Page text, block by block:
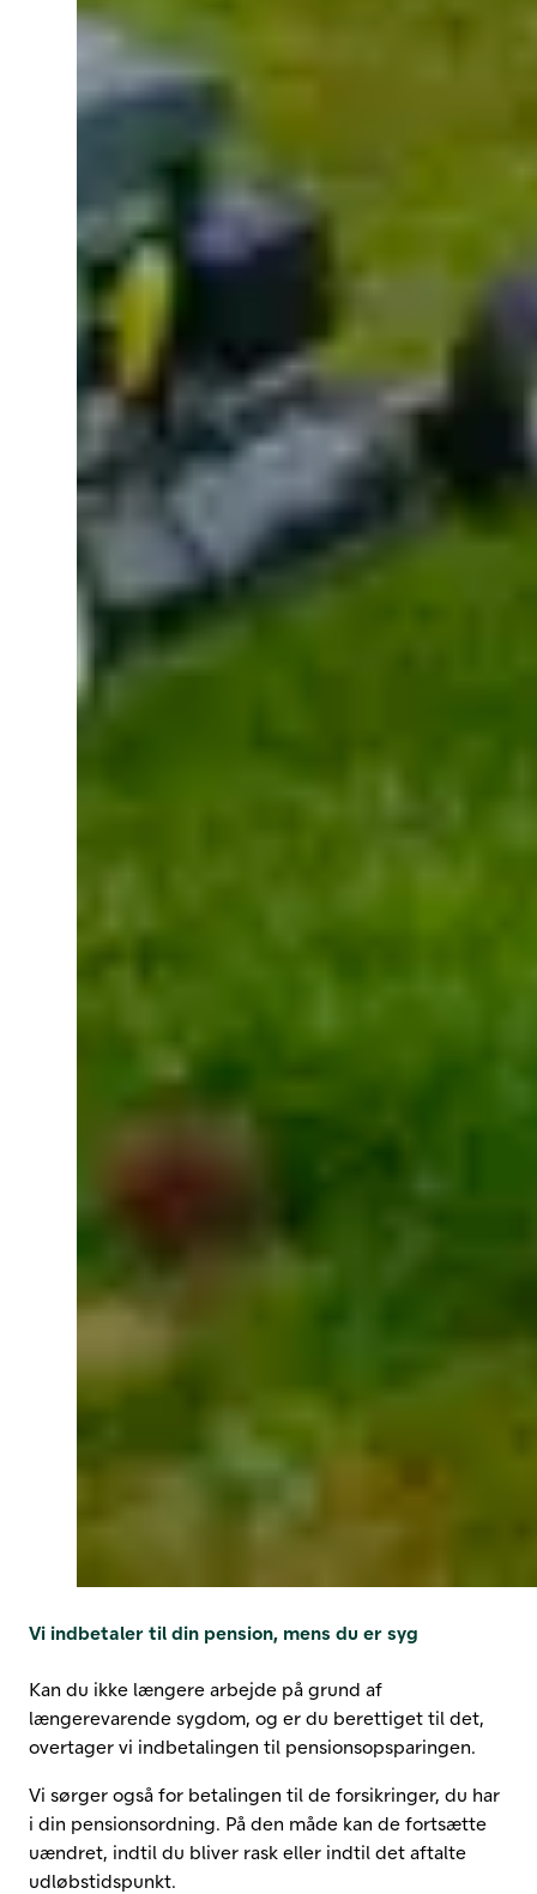
Vi indbetaler til din pension, mens du er syg
Kan du ikke længere arbejde på grund af
længerevarende sygdom, og er du berettiget til det,
overtager vi indbetalingen til pensionsopsparingen.
Vi sørger også for betalingen til de forsikringer, du har
i din pensionsordning. På den måde kan de fortsætte
uændret, indtil du bliver rask eller indtil det aftalte
udløbstidspunkt.